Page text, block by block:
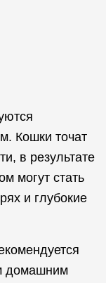
Кошки точат
в результате
могут стать
и глубокие
домашним